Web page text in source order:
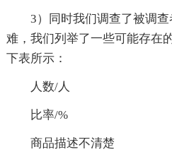
3）同时我们调查了被调
难，我们列举了一些可能存在
下表所示：
人数/人
比率/%
商品描述不清楚